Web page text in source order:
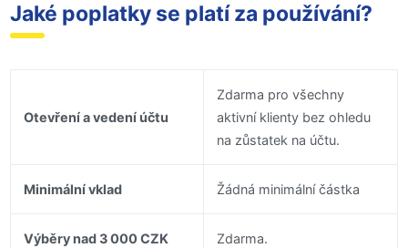
Jaké poplatky se platí za používání?
Otevření a vedení účtu
Zdarma pro všechny
aktivní klienty bez ohledu
na zůstatek na účtu.
Minimální vklad Žádná minimální částka
Výběry nad 3 000 CZK Zdarma.